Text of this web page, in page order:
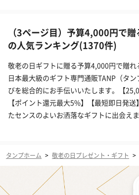
（3ページ目）予算4,000円で
の人気ランキング(1370件)
敬老の日ギフトに贈る予算4,000円で贈れ
日本最大級のギフト専門通販TANP（タ
びを総合的にお手伝いいたします。【
【ポイント還元最大5%】【最短即日発
たセンスのよいお洒落なギフトに出会えま
タンプホーム > 敬老の日プレゼント・ギフト >